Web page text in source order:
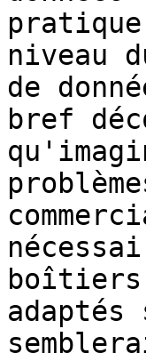
niveau
de
bref
boîtiers
adaptés